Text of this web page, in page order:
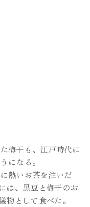
梅干も、 江戸時代に
になる。
熱いお茶を注いだ
は、黒豆と梅干のお
物として食べた。